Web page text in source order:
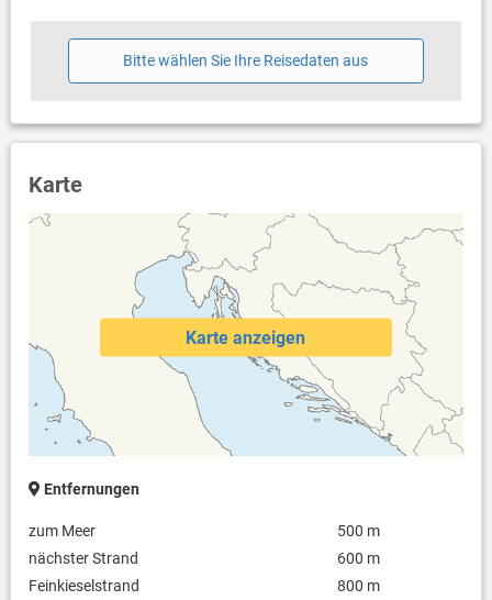
Bitte wählen Sie Ihre Reisedaten aus
Karte
Karte anzeigen
Entfernungen
zum Meer
500 m
nächster Strand
600 m
Feinkieselstrand
800 m